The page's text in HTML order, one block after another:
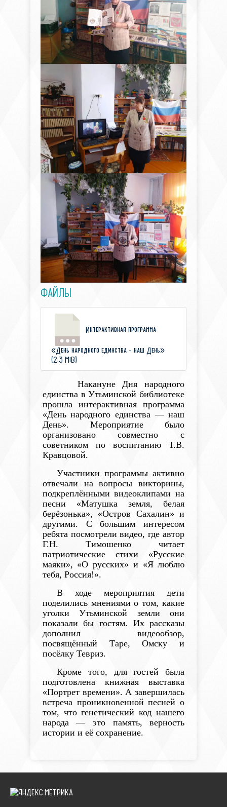
ФАЙЛЫ
Интерактивная программа
«День народного единства - наш День»
(2.3 MiB)
Накануне Дня народного
единства в Утьминской библиотеке
прошла интерактивная программа
«День народного единства — наш
День». Мероприятие было
организовано совместно с
советником по воспитанию Т.В.
Кравцовой.
Участники программы активно
отвечали на вопросы викторины,
подкреплёнными видеоклипами на
песни «Матушка земля, белая
берёзонька», «Остров Сахалин» и
другими. С большим интересом
ребята посмотрели видео, где автор
Г.Н. Тимошенко читает
патриотические стихи «Русские
маяки», «О русских» и «Я люблю
тебя, Россия!».
В ходе мероприятия дети
поделились мнениями о том, какие
уголки Утьминской земли они
показали бы гостям. Их рассказы
дополнил видеообзор,
посвящённый Таре, Омску и
посёлку Тевриз.
Кроме того, для гостей была
подготовлена книжная выставка
«Портрет времени». А завершилась
встреча проникновенной песней о
том, что генетический код нашего
народа — это память, верность
истории и её сохранение.